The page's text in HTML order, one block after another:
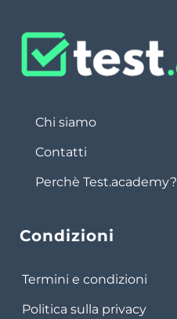
Chi siamo
Contatti
Perchè Test.academy?
Condizioni
Termini e condizioni
Politica sulla privacy